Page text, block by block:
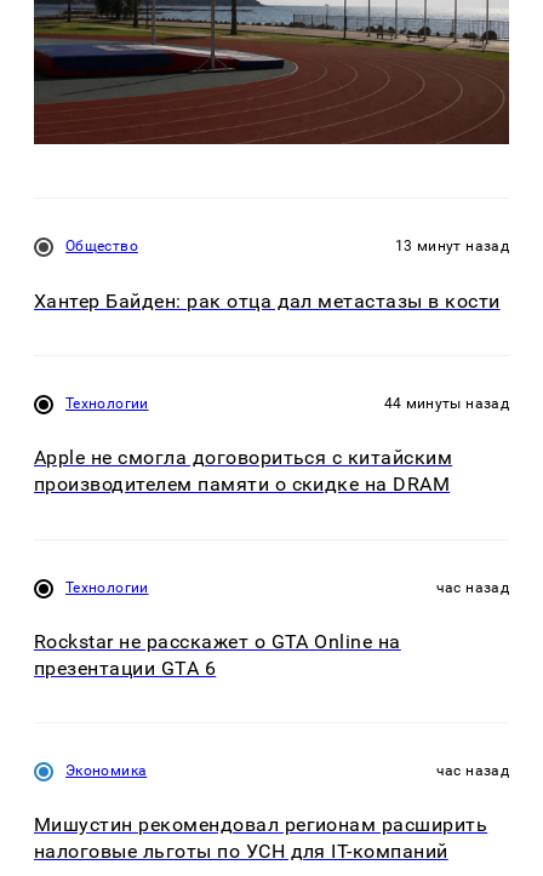
Общество 13 минут назад
Хантер Байден: рак отца дал метастазы в кости
Технологии 44 минуты назад
Apple не смогла договориться с китайским
производителем памяти о скидке на DRAM
Технологии час назад
Rockstar не расскажет о GTA Online на
презентации GTA 6
Экономика час назад
Мишустин рекомендовал регионам расширить
налоговые льготы по УСН для IT-компаний